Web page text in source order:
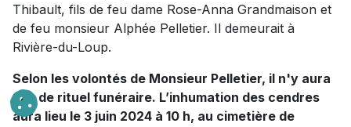
Thibault, fils de feu dame Rose-Anna Grandmaison et
de feu monsieur Alphée Pelletier. Il demeurait à
Rivière-du-Loup.
Selon les volontés de Monsieur Pelletier, il n'y aura
pas de rituel funéraire. L’inhumation des cendres
aura lieu le 3 juin 2024 à 10 h, au cimetière de